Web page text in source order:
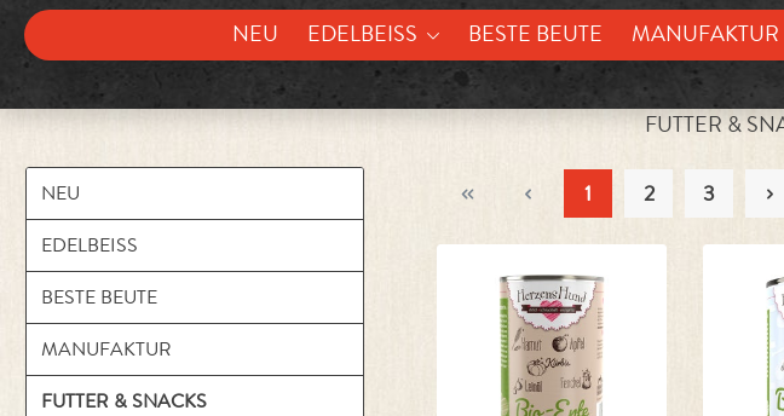
NEU EDELBEISS BESTE BEUTE MANUFAKTUR
FUTTER &
NEU
EDELBEISS
BESTE BEUTE
MANUFAKTUR
FUTTER & SNACKS
Seite
1 Seite
2 Seite
3